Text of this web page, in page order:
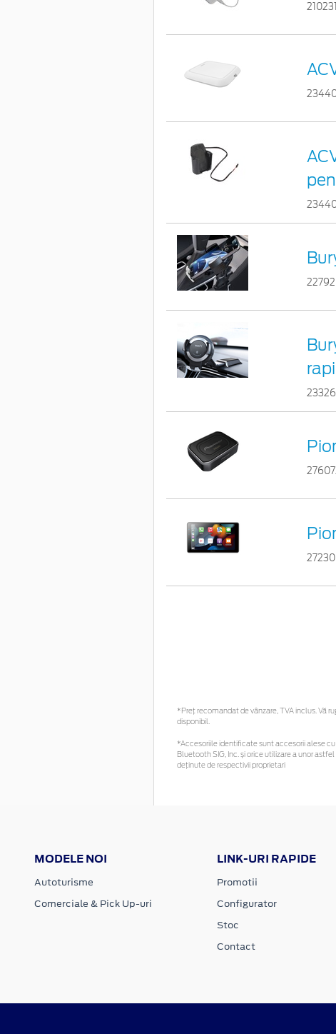
*Preţ recomandat de vânzare, TVA inclus. Vă
disponibil.
*Accesoriile identificate sunt accesorii alese
Bluetooth SIG, Inc. și orice utilizare a unor
deținute de respectivii proprietari
MODELE NOI
Autoturisme
Comerciale & Pick Up-uri
LINK-URI RAPIDE
Promotii
Configurator
Stoc
Contact